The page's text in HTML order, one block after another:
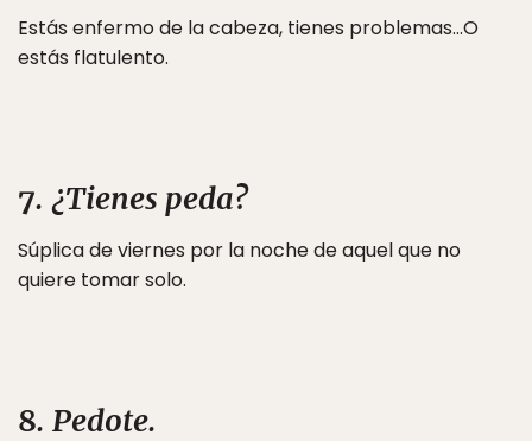
Estás enfermo de la cabeza, tienes problemas…O
estás flatulento.
7. ¿Tienes peda?
Súplica de viernes por la noche de aquel que no
quiere tomar solo.
8. Pedote.